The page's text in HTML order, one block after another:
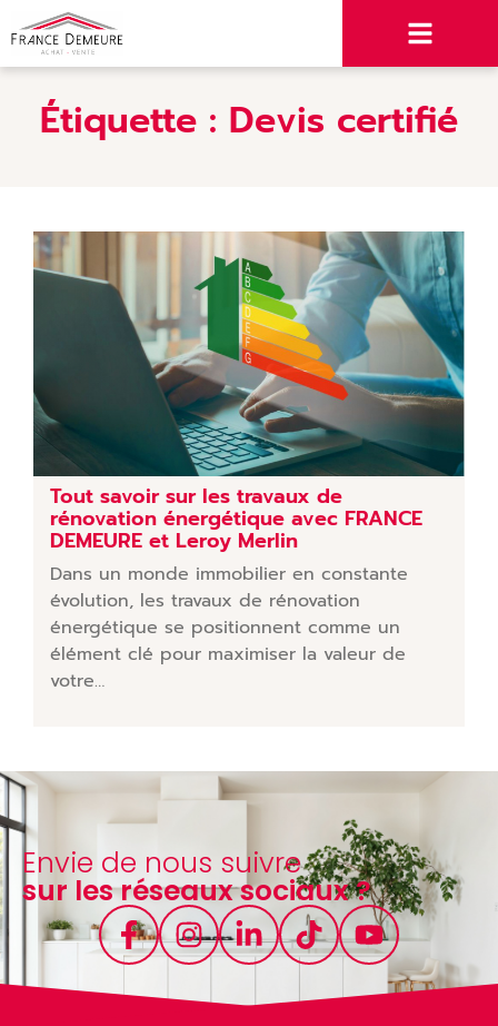
Étiquette : Devis certifié
Tout savoir sur les travaux de
rénovation énergétique avec FRANCE
DEMEURE et Leroy Merlin
Dans un monde immobilier en constante
évolution, les travaux de rénovation
énergétique se positionnent comme un
élément clé pour maximiser la valeur de
votre…
Envie de nous suivre
sur les réseaux sociaux ?